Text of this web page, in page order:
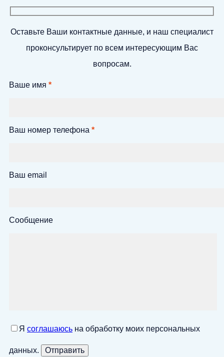
Оставьте Ваши контактные данные, и наш специалист
проконсультирует по всем интересующим Вас
вопросам.
Ваше имя *
Ваш номер телефона *
Ваш email
Сообщение
Я соглашаюсь на обработку моих персональных
данных.